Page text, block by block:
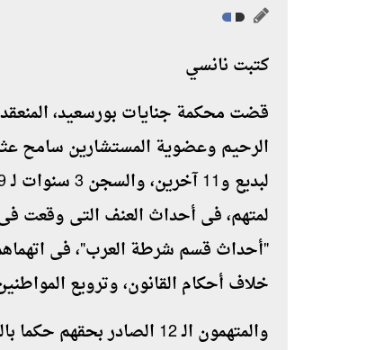
كتبت نانسي
قضت محكمة جنايات بورسعيد،
الرحيم وعضوية المستشارين سامح
"أحداث قسم شرطة العرب"، فى
خلاف أحكام القانون، وترويع
والمتهمون الـ 12